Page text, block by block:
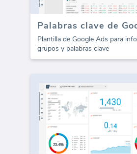
Plantilla de Google Ads para
grupos y palabras clave